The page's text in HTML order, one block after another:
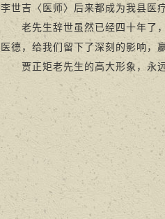
李世吉〈医师〉后来都成为我县医
老先生辞世虽然已经四十年了，
医德，给我们留下了深刻的影响，
贾正矩老先生的高大形象，永